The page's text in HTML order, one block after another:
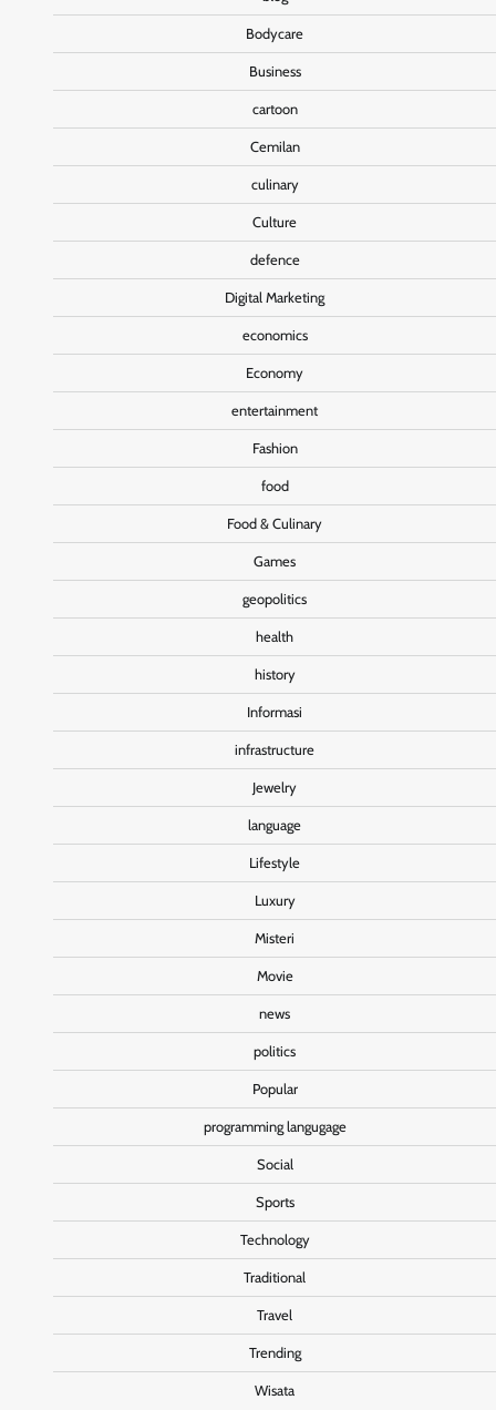
Bodycare
Business
cartoon
Cemilan
culinary
Culture
defence
Digital Marketing
economics
Economy
entertainment
Fashion
food
Food & Culinary
Games
geopolitics
health
history
Informasi
infrastructure
Jewelry
language
Lifestyle
Luxury
Misteri
Movie
news
politics
Popular
programming langugage
Social
Sports
Technology
Traditional
Travel
Trending
Wisata